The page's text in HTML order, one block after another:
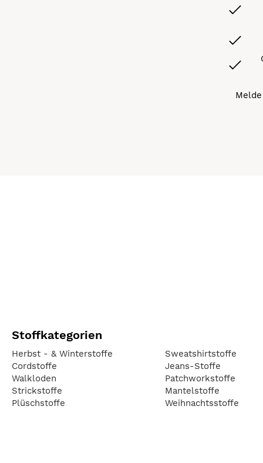
Stoffkategorien
Herbst - & Winterstoffe
Cordstoffe
Walkloden
Strickstoffe
Plüschstoffe
Sweatshirtstoffe
Jeans-Stoffe
Patchworkstoffe
Mantelstoffe
Weihnachtsstoffe